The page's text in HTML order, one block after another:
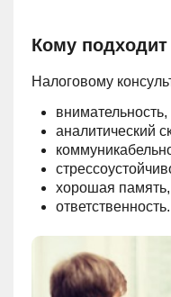
Кому
Налоговому
внимательность,
аналитический
хорошая память,
ответственность.